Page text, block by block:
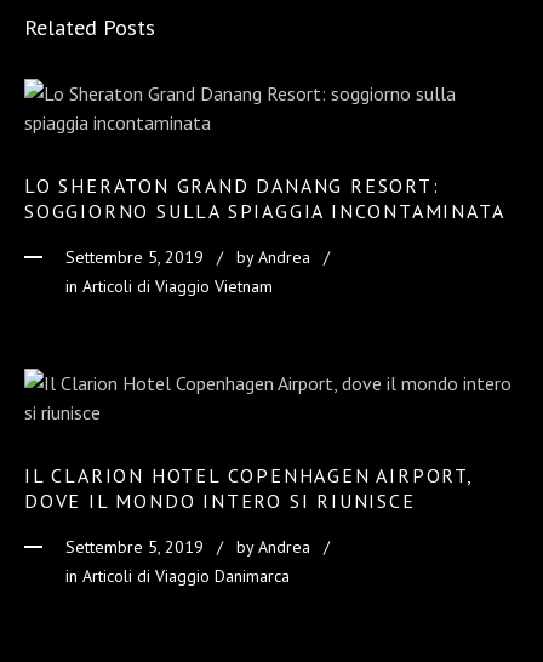
Related Posts
LO SHERATON GRAND DANANG RESORT:
SOGGIORNO SULLA SPIAGGIA INCONTAMINATA
Settembre 5, 2019 byAndrea
in Articoli di Viaggio Vietnam
IL CLARION HOTEL COPENHAGEN AIRPORT,
DOVE IL MONDO INTERO SI RIUNISCE
Settembre 5, 2019 byAndrea
in Articoli di Viaggio Danimarca